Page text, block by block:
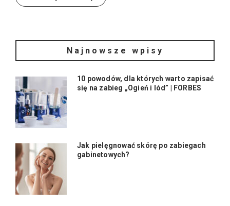
Najnowsze wpisy
10 powodów, dla których warto zapisać
się na zabieg „Ogień i lód” | FORBES
Jak pielęgnować skórę po zabiegach
gabinetowych?